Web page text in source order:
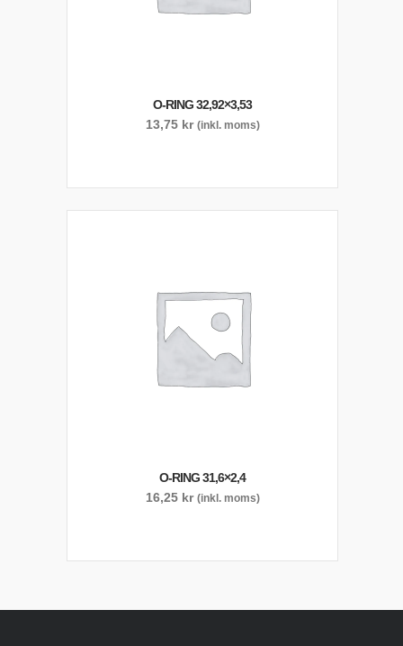
O-RING 32,92×3,53
13,75 kr (inkl. moms)
O-RING 31,6×2,4
16,25 kr (inkl. moms)